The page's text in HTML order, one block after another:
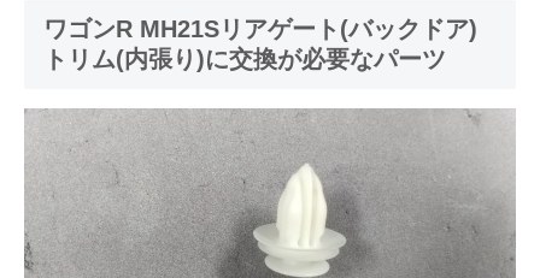
ワゴンR MH21Sリアゲート(バックドア)
トリム(内張り)に交換が必要なパーツ